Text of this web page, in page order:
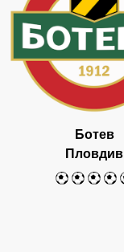
Ботев
Пловдив